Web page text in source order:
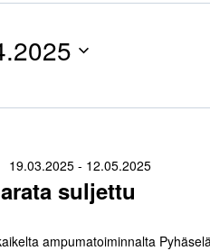
suljettu
19.03.2025 - 12.05.2025
ampumatoiminnalta